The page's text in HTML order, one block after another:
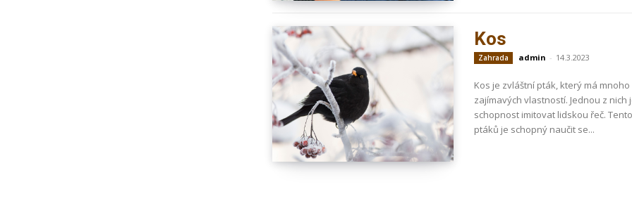
Kos
Zahrada admin - 14.3.2023
Kos je zvláštní pták, který má mnoho
zajímavých vlastností. Jednou z nich
schopnost imitovat lidskou řeč.
ptáků je schopný naučit se...